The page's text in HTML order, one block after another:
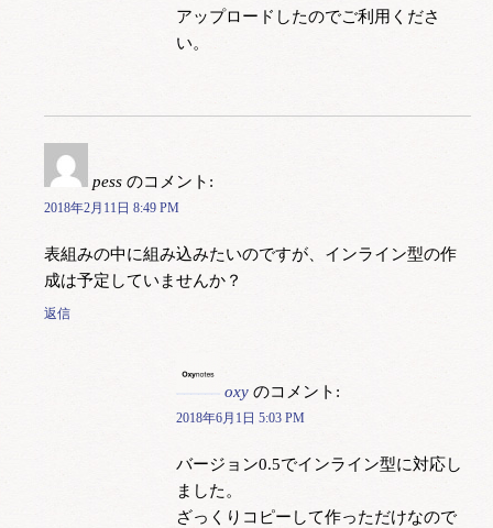
アップロードしたのでご利用くださ
い。
pess のコメント:
2018年2月11日 8:49 PM
表組みの中に組み込みたいのですが、インライン型の作
成は予定していませんか？
返信
oxy のコメント:
2018年6月1日 5:03 PM
バージョン0.5でインライン型に対応し
ました。
ざっくりコピーして作っただけなので